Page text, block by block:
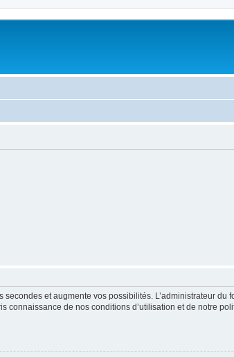
et augmente vos possibilités. L’administrateur
connaissance de nos conditions d’utilisation et de notre